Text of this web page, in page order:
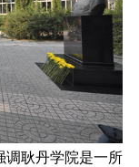
调耿丹学院是一所